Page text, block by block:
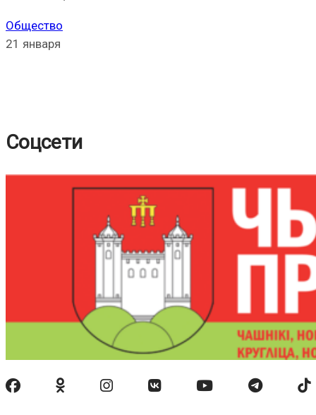
Общество
21 января
Соцсети